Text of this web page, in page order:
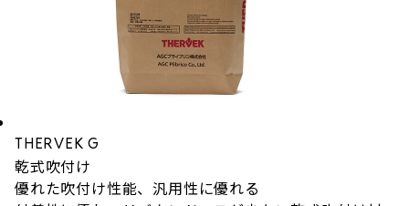
THERVEK G
乾式吹付け
優れた吹付け性能、汎用性に優れる